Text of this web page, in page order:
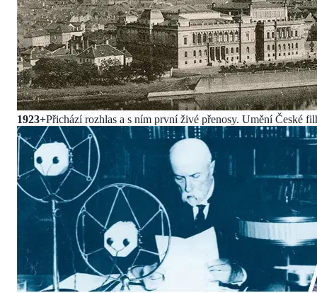
1923+Přichází rozhlas a s ním první živé přenosy. Umění České